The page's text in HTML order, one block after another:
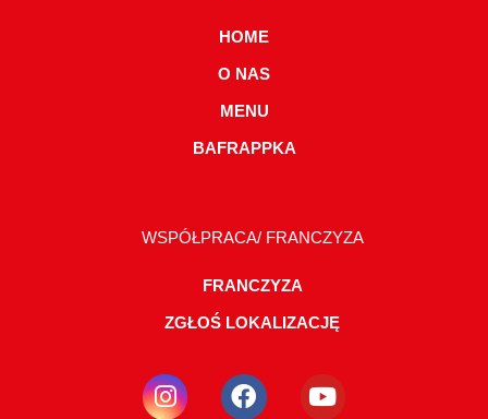
HOME
O NAS
MENU
BAFRAPPKA
WSPÓŁPRACA/ FRANCZYZA
FRANCZYZA
ZGŁOŚ LOKALIZACJĘ